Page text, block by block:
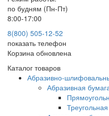
по будням (Пн-Пт)
8:00-17:00
8(800) 505-12-52
показать телефон
Корзина обновлена
Каталог товаров
Абразивно-
Абразивная